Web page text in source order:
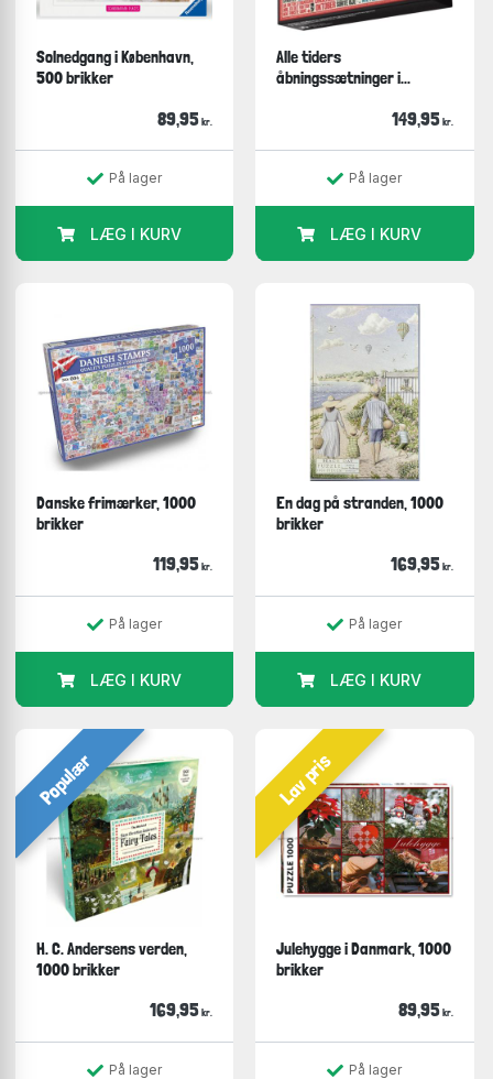
Solnedgang i København,
500 brikker
89,95 kr.
På lager
LÆG I KURV
Alle tiders
åbningssætninger i...
149,95 kr.
På lager
LÆG I KURV
Danske frimærker, 1000
brikker
119,95 kr.
På lager
LÆG I KURV
En dag på stranden, 1000
brikker
169,95 kr.
På lager
LÆG I KURV
Populær
H. C. Andersens verden,
1000 brikker
169,95 kr.
På lager
Lav pris
Julehygge i Danmark, 1000
brikker
89,95 kr.
På lager